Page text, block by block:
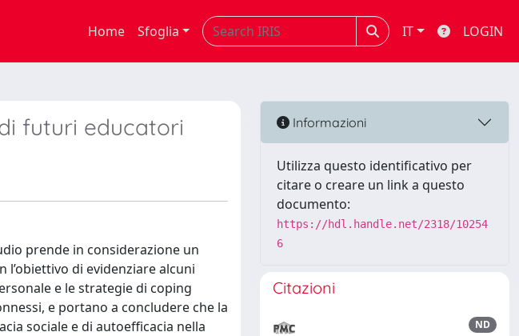
Home Sfoglia IT LOGIN
futuri educatori
prende in considerazione un
di evidenziare alcuni
e le strategie di coping
e portano a concludere che la
sociale e di autoefficacia nella
Informazioni
Utilizza questo identificativo per
citare o creare un link a questo
documento:
https://hdl.handle.net/2318/10254
6
Citazioni
ND